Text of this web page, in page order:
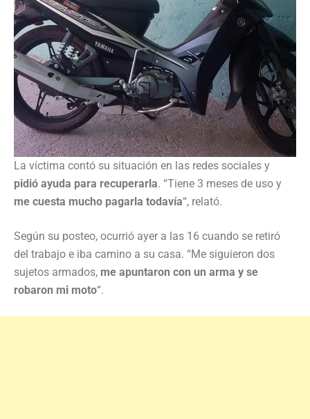
La víctima contó su situación en las redes sociales y
pidió ayuda para recuperarla. “Tiene 3 meses de uso y
me cuesta mucho pagarla todavía“, relató.
Según su posteo, ocurrió ayer a las 16 cuando se retiró
del trabajo e iba camino a su casa. “Me siguieron dos
sujetos armados, me apuntaron con un arma y se
robaron mi moto“.